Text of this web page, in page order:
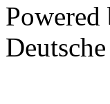
Powered